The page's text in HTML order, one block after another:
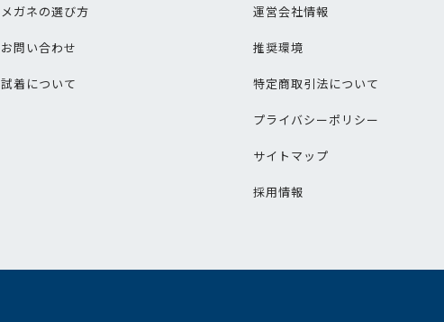
メガネの選び方
お問い合わせ
試着について
運営会社情報
推奨環境
特定商取引法について
プライバシーポリシー
サイトマップ
採用情報